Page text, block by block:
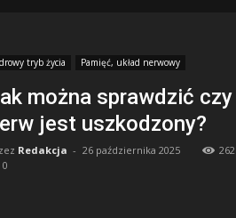
tryb życia Pamięć, układ nerwowy
można sprawdzić czy
jest uszkodzony?
Redakcja - 26 października 2025
262
0